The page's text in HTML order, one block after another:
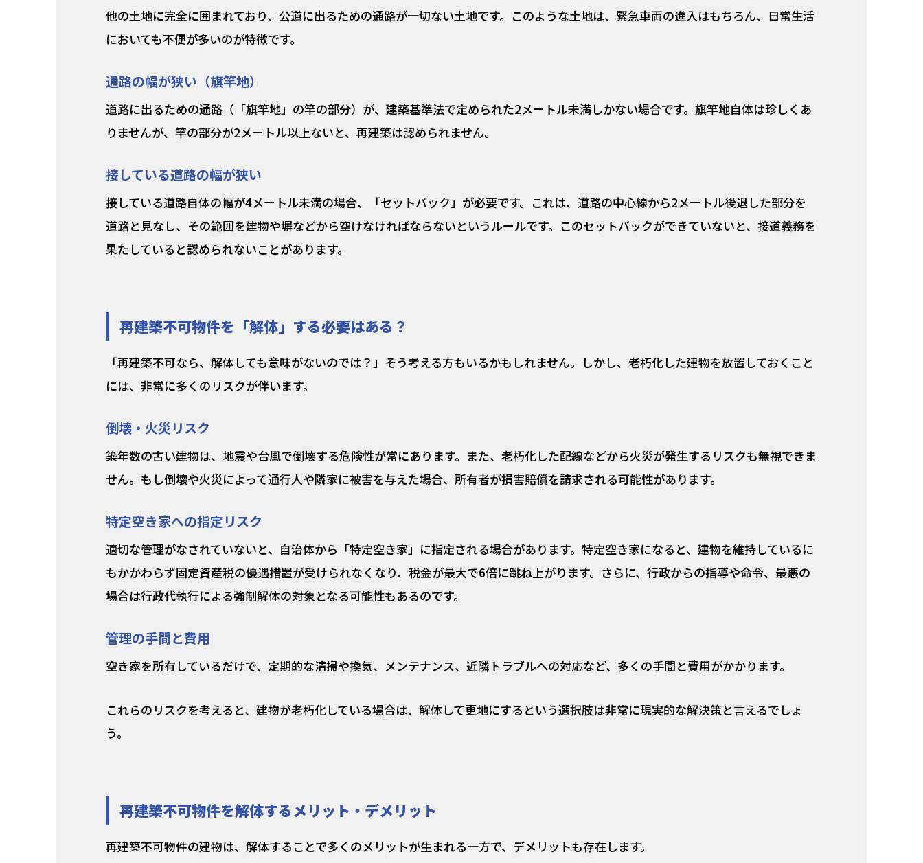
他の土地に完全に囲まれており、公道に出るための通路が一切ない土地です。このような土地は、緊急車両の進入はもちろん、日常生活
においても不便が多いのが特徴です。
通路の幅が狭い（旗竿地）
道路に出るための通路（「旗竿地」の竿の部分）が、建築基準法で定められた2メートル未満しかない場合です。旗竿地自体は珍しくあ
りませんが、竿の部分が2メートル以上ないと、再建築は認められません。
接している道路の幅が狭い
接している道路自体の幅が4メートル未満の場合、「セットバック」が必要です。これは、道路の中心線から2メートル後退した部分を
道路と見なし、その範囲を建物や塀などから空けなければならないというルールです。このセットバックができていないと、接道義務を
果たしていると認められないことがあります。
再建築不可物件を「解体」する必要はある？
「再建築不可なら、解体しても意味がないのでは？」そう考える方もいるかもしれません。しかし、老朽化した建物を放置しておくこと
には、非常に多くのリスクが伴います。
倒壊・火災リスク
築年数の古い建物は、地震や台風で倒壊する危険性が常にあります。また、老朽化した配線などから火災が発生するリスクも無視できま
せん。もし倒壊や火災によって通行人や隣家に被害を与えた場合、所有者が損害賠償を請求される可能性があります。
特定空き家への指定リスク
適切な管理がなされていないと、自治体から「特定空き家」に指定される場合があります。特定空き家になると、建物を維持しているに
もかかわらず固定資産税の優遇措置が受けられなくなり、税金が最大で6倍に跳ね上がります。さらに、行政からの指導や命令、最悪の
場合は行政代執行による強制解体の対象となる可能性もあるのです。
管理の手間と費用
空き家を所有しているだけで、定期的な清掃や換気、メンテナンス、近隣トラブルへの対応など、多くの手間と費用がかかります。
これらのリスクを考えると、建物が老朽化している場合は、解体して更地にするという選択肢は非常に現実的な解決策と言えるでしょ
う。
再建築不可物件を解体するメリット・デメリット
再建築不可物件の建物は、解体することで多くのメリットが生まれる一方で、デメリットも存在します。